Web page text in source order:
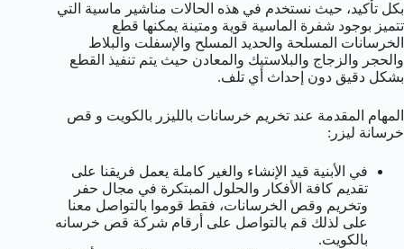
بكل تأكيد، حيث نستخدم في هذه الحالات مناشير ماسية التي
تتميز بوجود شفرة الماسية قوية ومتينة يمكنها قطع
الخرسانات المسلحة والحديد المسلح والإسفلت والبلاط
والحجر والزجاج والبلاستيك والمعادن حيث يتم تنفيذ القطع
بشكل دقيق دون إحداث أي تلف.
المهام المقدمة عند تخريم خرسانات بالليزر بالكويت و قص
خرسانة ليزر:
في الأبنية قيد الإنشاء والغير كاملة يعمل فريقنا على
تقديم كافة الأفكار والحلول المبتكرة في مجال حفر
وتخريم وقص الخرسانات، فقط قوموا بالتواصل معنا
على لذلك قم بالتواصل على أرقام شركة قص خرسانه
بالكويت.